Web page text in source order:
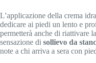
L’applicazione della crema
dedicare ai piedi un lento e
permetterà anche di riattivare
sensazione di sollievo da
note a chi arriva a sera con